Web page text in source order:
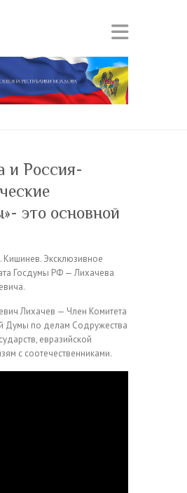
и Россия-
это основной
Кишинев. Эксклюзивное
Госдумы РФ — Лихачева
Лихачев — Член Комитета
Думы по делам Содружества
евразийской
с соотечественниками.